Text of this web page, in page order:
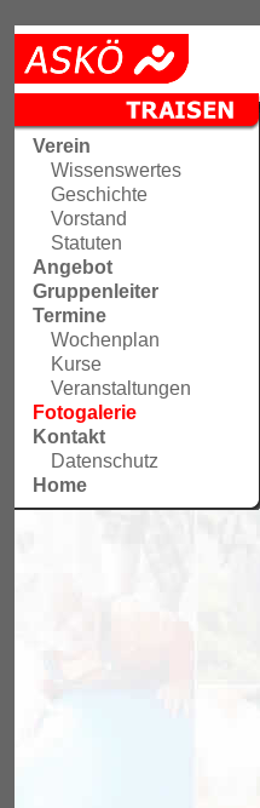
Verein
Wissenswertes
Geschichte
Vorstand
Statuten
Angebot
Gruppenleiter
Termine
Wochenplan
Kurse
Veranstaltungen
Fotogalerie
Kontakt
Datenschutz
Home